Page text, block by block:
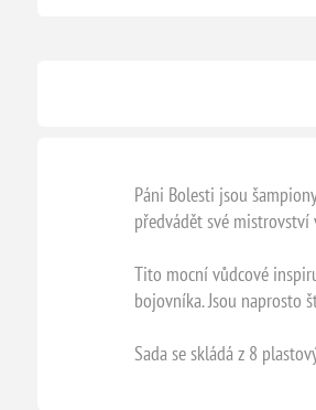
Páni Bolesti jsou
předvádět své mistrovství
Tito mocní vůdcové
bojovníka. Jsou naprosto
Sada se skládá z 8